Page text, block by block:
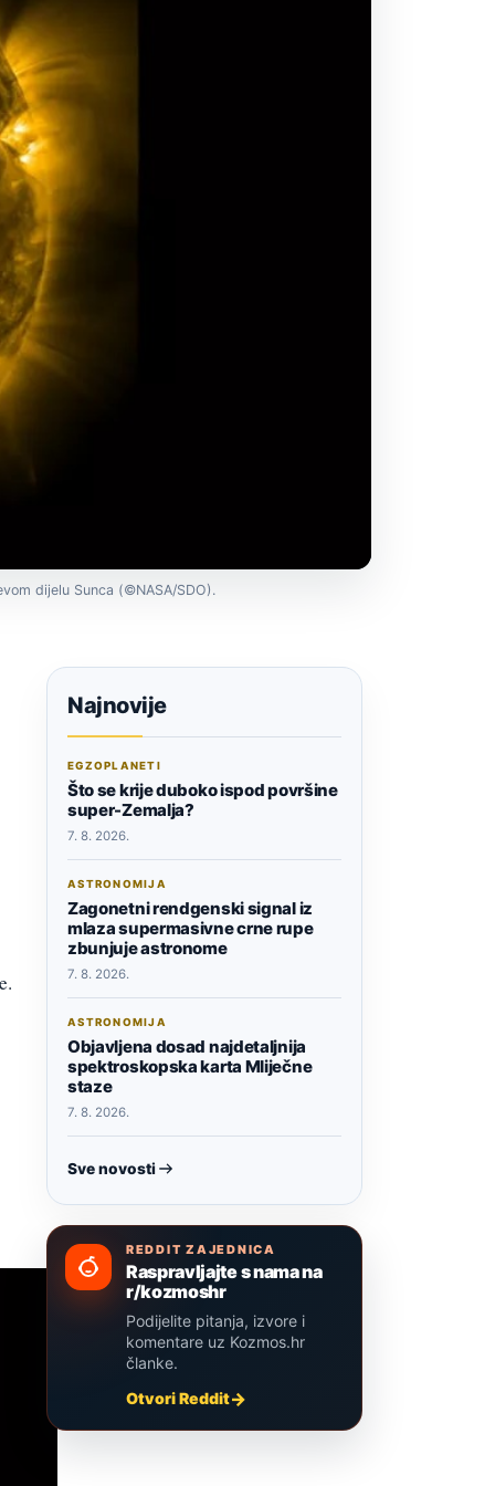
dijelu Sunca (©NASA/SDO).
Najnovije
EGZOPLANETI
Što se krije duboko ispod površine
super-Zemalja?
7. 8. 2026.
ASTRONOMIJA
Zagonetni rendgenski signal iz
mlaza supermasivne crne rupe
zbunjuje astronome
7. 8. 2026.
ASTRONOMIJA
Objavljena dosad najdetaljnija
spektroskopska karta Mliječne
staze
7. 8. 2026.
Sve novosti
REDDIT ZAJEDNICA
Raspravljajte s nama na
r/kozmoshr
Podijelite pitanja, izvore i
komentare uz Kozmos.hr
članke.
Otvori Reddit